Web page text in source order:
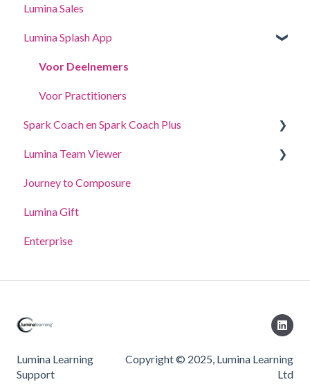
Applicant Tracker System
Lumina Select Eliminater
Lumina Sales
Lumina Splash App
Voor Deelnemers
Voor Practitioners
Spark Coach en Spark Coach Plus
Handleidingen en demo's
Spark Coach
Spark Coach Plus
Lumina Team Viewer
Een team maken, bekijken of bewerken
Andere Lumina Team-functies
Journey to Composure
Lumina Gift
Enterprise
Lumina Learning
Support
Copyright © 2025, Lumina Learning
Ltd